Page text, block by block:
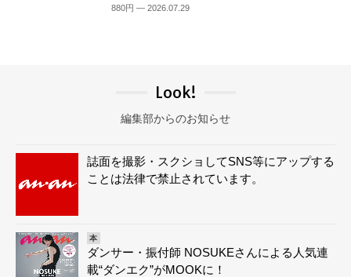
880円 — 2026.07.29
Look!
編集部からのお知らせ
誌面を撮影・スクショしてSNS等にアップする
ことは法律で禁止されています。
本
ダンサー・振付師 NOSUKEさんによる人気連
載“ダンエク”がMOOKに！